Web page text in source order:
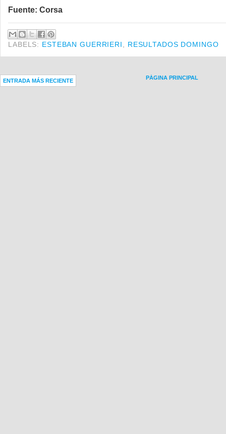
Fuente: Corsa
LABELS: ESTEBAN GUERRIERI RESULTADOS DOMINGO
ENTRADA MÁS RECIENTE PÁGINA PRINCIPAL